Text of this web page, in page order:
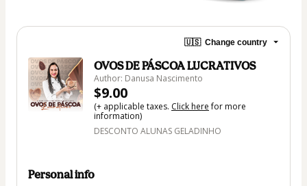
🇺🇸 Change country
OVOS DE PÁSCOA LUCRATIVOS
Author: Danusa Nascimento
$9.00
(+ applicable taxes. Click herefor more
information)
DESCONTO ALUNAS GELADINHO
Personal info